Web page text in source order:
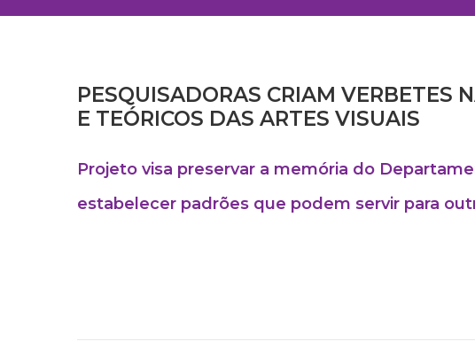
PESQUISADORAS CRIAM VERBETES
E TEÓRICOS DAS ARTES VISUAIS
Projeto visa preservar a memória do
estabelecer padrões que podem servir para